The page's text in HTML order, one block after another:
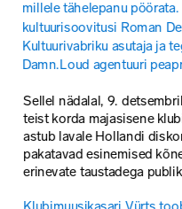
millele tähelepanu
kultuurisoovitusi Roman
Kultuurivabriku asutaja ja
Damn.Loud agentuuri
Sellel nädalal, 9.
teist korda majasisene
astub lavale Hollandi
pakatavad esinemised
erinevate taustadega